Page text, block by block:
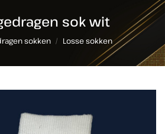
sok wit
sokken / Losse sokken